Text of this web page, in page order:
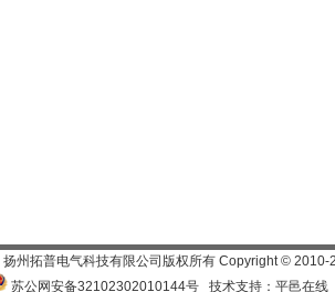
扬州拓普电气科技有限公司 版权所有 Copyright© 2010-
苏公网安备32102302010144号 技术支持：平邑在线